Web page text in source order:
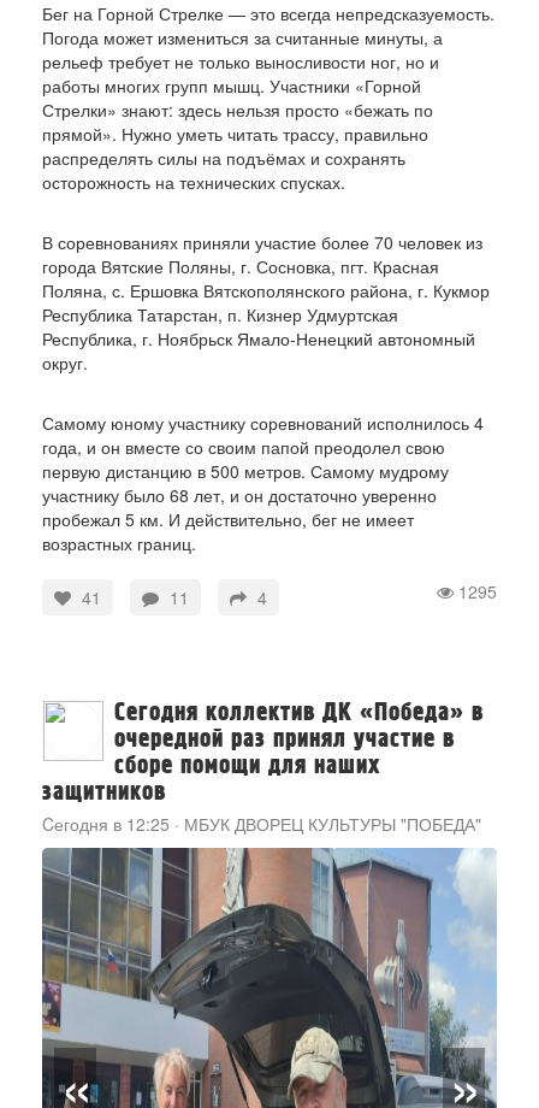
Бег на Горной Стрелке — это всегда непредсказуемость.
Погода может измениться за считанные минуты, а
рельеф требует не только выносливости ног, но и
работы многих групп мышц. Участники «Горной
Стрелки» знают: здесь нельзя просто «бежать по
прямой». Нужно уметь читать трассу, правильно
распределять силы на подъёмах и сохранять
осторожность на технических спусках.
В соревнованиях приняли участие более 70 человек из
города Вятские Поляны, г. Сосновка, пгт. Красная
Поляна, с. Ершовка Вятскополянского района, г. Кукмор
Республика Татарстан, п. Кизнер Удмуртская
Республика, г. Ноябрьск Ямало-Ненецкий автономный
округ.
Самому юному участнику соревнований исполнилось 4
года, и он вместе со своим папой преодолел свою
первую дистанцию в 500 метров. Самому мудрому
участнику было 68 лет, и он достаточно уверенно
пробежал 5 км. И действительно, бег не имеет
возрастных границ.
1295
41 11 4
Сегодня коллектив ДК «Победа» в
очередной раз принял участие в
сборе помощи для наших
защитников
Cегодня в 12:25 · МБУК ДВОРЕЦ КУЛЬТУРЫ "ПОБЕДА"
« »